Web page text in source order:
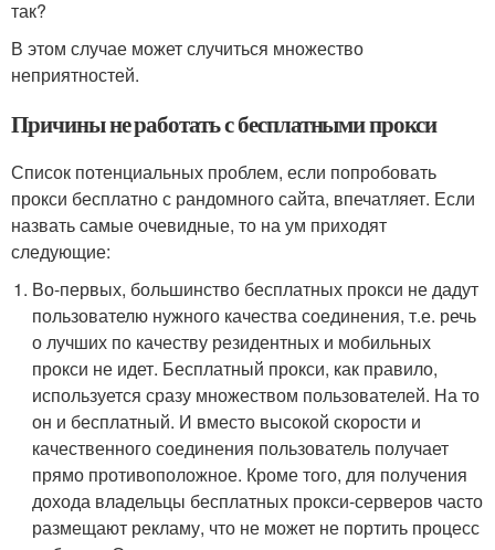
так?
В этом случае может случиться множество
неприятностей.
Причины не работать с бесплатными прокси
Список потенциальных проблем, если попробовать
прокси бесплатно с рандомного сайта, впечатляет. Если
назвать самые очевидные, то на ум приходят
следующие:
Во-первых, большинство бесплатных прокси не дадут
пользователю нужного качества соединения, т.е. речь
о лучших по качеству резидентных и мобильных
прокси не идет. Бесплатный прокси, как правило,
используется сразу множеством пользователей. На то
он и бесплатный. И вместо высокой скорости и
качественного соединения пользователь получает
прямо противоположное. Кроме того, для получения
дохода владельцы бесплатных прокси-серверов часто
размещают рекламу, что не может не портить процесс